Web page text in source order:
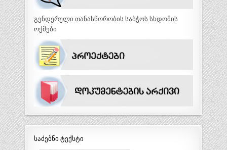
გენდერული თანასწორობის საბჭოს სხდომის
ოქმები
საძებნი ტექსტი